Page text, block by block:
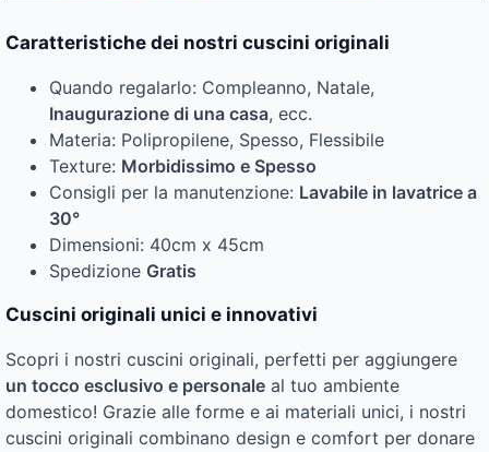
Caratteristiche dei nostri cuscini originali
Quando regalarlo: Compleanno, Natale,
Inaugurazione di una casa, ecc.
Materia: Polipropilene, Spesso, Flessibile
Texture: Morbidissimo e Spesso
Consigli per la manutenzione: Lavabile in lavatrice a
30°
Dimensioni: 40cm x 45cm
Spedizione Gratis
Cuscini originali unici e innovativi
Scopri i nostri cuscini originali, perfetti per aggiungere
un tocco esclusivo e personale al tuo ambiente
domestico! Grazie alle forme e ai materiali unici, i nostri
cuscini originali combinano design e comfort per donare